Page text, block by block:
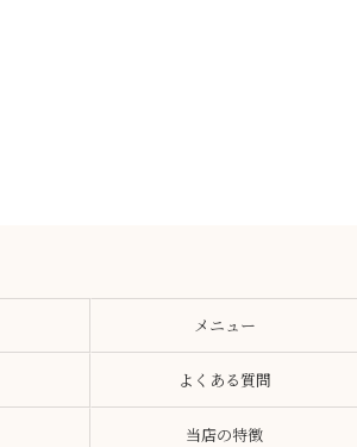
メニュー
よくある質問
当店の特徴